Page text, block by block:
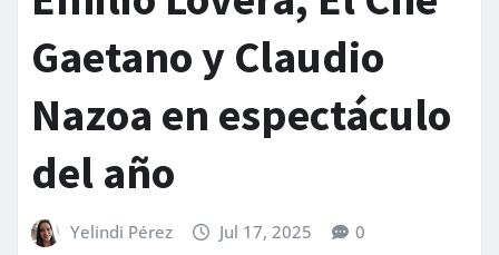
Gaetano y Claudio
Nazoa en espectáculo
del año
Yelindi Pérez Jul 17, 2025 0